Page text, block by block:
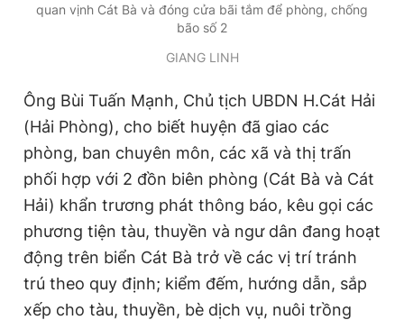
Tổng biên tập: Nguyễn Ngọc Toàn
Phó tổng biên tập thường trực: Hải Thành
Phó tổng biên tập: Lâm Hiếu Dũng
Phó tổng biên tập: Trần Việt Hưng
Giấy phép xuất bản số 110/GP - BTTTT cấp ngày 24.3.2020
© 2003-2026 Bản quyền thuộc về Báo Thanh Niên. Cấm sao
chép dưới mọi hình thức nếu không có sự chấp thuận bằng văn
bản. Phát triển bởi ePi Technologies, JSC.
quan vịnh Cát Bà và đóng cửa bãi tắm để phòng, chống
bão số 2
GIANG LINH
Ông Bùi Tuấn Mạnh, Chủ tịch UBDN H.Cát Hải
(Hải Phòng), cho biết huyện đã giao các
phòng, ban chuyên môn, các xã và thị trấn
phối hợp với 2 đồn biên phòng (Cát Bà và Cát
Hải) khẩn trương phát thông báo, kêu gọi các
phương tiện tàu, thuyền và ngư dân đang hoạt
động trên biển Cát Bà trở về các vị trí tránh
trú theo quy định; kiểm đếm, hướng dẫn, sắp
xếp cho tàu, thuyền, bè dịch vụ, nuôi trồng